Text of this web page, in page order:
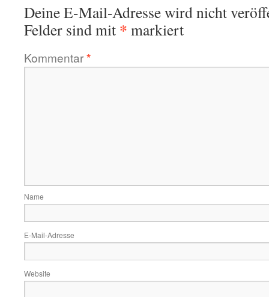
Deine E-Mail-Adresse wird nicht
Felder sind mit * markiert
Kommentar*
Name
E-Mail-Adresse
Website